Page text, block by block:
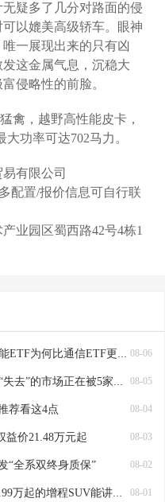
疑多了几分对路面的侵
以媲美高级轿车。眼神
一展现出来的只有凶
这金属气息，沉稳大
侵略性的前脸。
，越野高性能皮卡，
功率可达702马力。
有限公司
配置/报价信息可自行联
业园区蜀西路42号4栋1
08-06
跌？大票权重+AI应用成关键“减震器”！
08-05
”的市场正在被5家分食
08-04
荐看这4点
08-03
益价21.48万元起
08-02
“全系双终身质保”
08-01
增程SUV能讲出新故事吗？